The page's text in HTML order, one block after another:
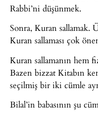
Rabbi’ni düşünmek.
Sonra, Kuran sallamak.
Kuran sallaması çok
Kuran sallamanın hem
Bazen bizzat Kitabın
seçilmiş bir iki cümle
Bilal’in babasının şu